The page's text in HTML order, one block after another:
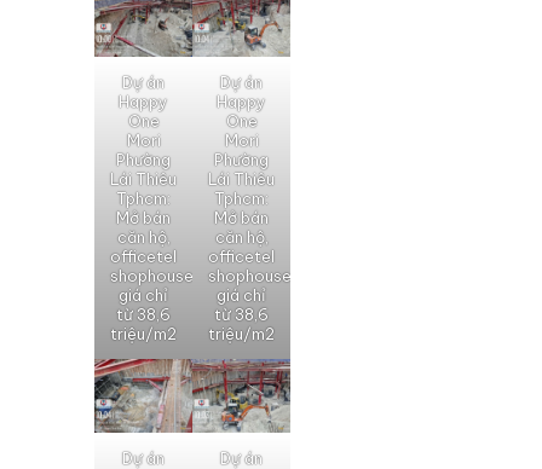
Dự án
Happy
One
Mori
Phường
Lái Thiêu
Tphcm:
Mở bán
căn hộ,
officetel
shophouse
giá chỉ
từ 38,6
triệu/m2
Dự án
Happy
One
Mori
Phường
Lái Thiêu
Tphcm:
Mở bán
căn hộ,
officetel
shophouse
giá chỉ
từ 38,6
triệu/m2
Dự án
Dự án